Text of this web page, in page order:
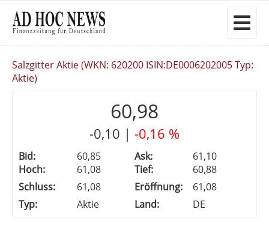
Salzgitter Aktie (WKN: 620200 ISIN:DE0006202005 Typ:
Aktie)
60,98
-0,10 | -0,16 %
Bid: 60,85 Ask:
61,10
Hoch:
61,08 Tief:
60,88
Schluss:
61,08 Eröffnung:
61,08
Typ:
Aktie Land: DE